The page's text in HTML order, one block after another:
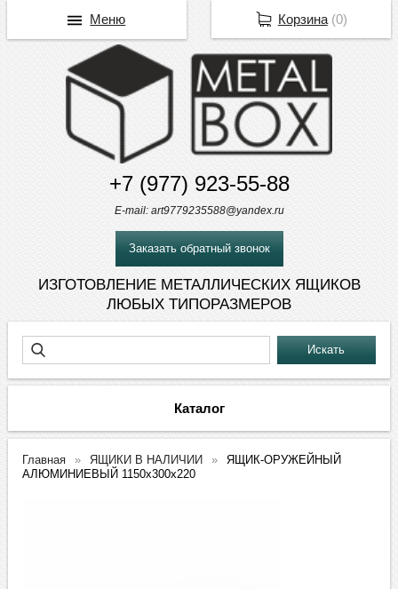
+7 (977) 923-55-88
E-mail: art9779235588@yandex.ru
Заказать обратный звонок
ИЗГОТОВЛЕНИЕ МЕТАЛЛИЧЕСКИХ ЯЩИКОВ
ЛЮБЫХ ТИПОРАЗМЕРОВ
Каталог
Главная ЯЩИКИ В НАЛИЧИИ
ЯЩИК-ОРУЖЕЙНЫЙ
АЛЮМИНИЕВЫЙ 1150х300х220
Корзина(0)
Меню